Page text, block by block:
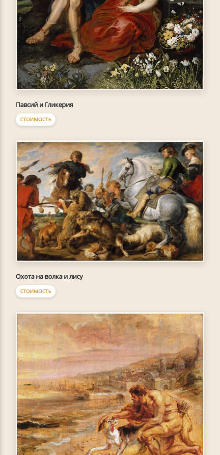
Павсий и Гликерия
СТОИМОСТЬ
Охота на волка и лису
СТОИМОСТЬ